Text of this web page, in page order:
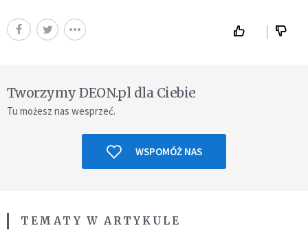
Tworzymy DEON.pl dla Ciebie
Tu możesz nas wesprzeć.
WSPOMÓŻ NAS
TEMATY W ARTYKULE